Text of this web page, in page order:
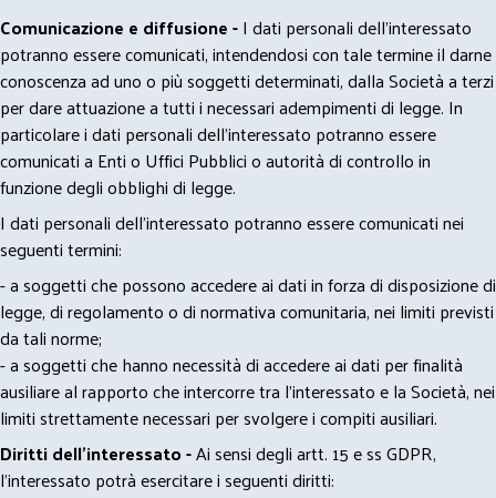
Comunicazione e diffusione -I dati personali dell’interessato
potranno essere comunicati, intendendosi con tale termine il darne
conoscenza ad uno o più soggetti determinati, dalla Società a terzi
per dare attuazione a tutti i necessari adempimenti di legge. In
particolare i dati personali dell’interessato potranno essere
comunicati a Enti o Uffici Pubblici o autorità di controllo in
funzione degli obblighi di legge.
I dati personali dell’interessato potranno essere comunicati nei
seguenti termini:
- a soggetti che possono accedere ai dati in forza di disposizione di
legge, di regolamento o di normativa comunitaria, nei limiti previsti
da tali norme;
- a soggetti che hanno necessità di accedere ai dati per finalità
ausiliare al rapporto che intercorre tra l’interessato e la Società, nei
limiti strettamente necessari per svolgere i compiti ausiliari.
Diritti dell’interessato -Ai sensi degli artt. 15 e ss GDPR,
l’interessato potrà esercitare i seguenti diritti: